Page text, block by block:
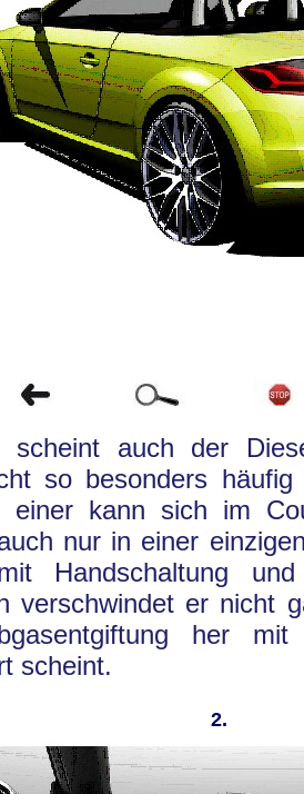
scheint auch der
so besonders
einer kann sich im
nur in einer
Handschaltung
verschwindet er nicht
her
scheint.
2.